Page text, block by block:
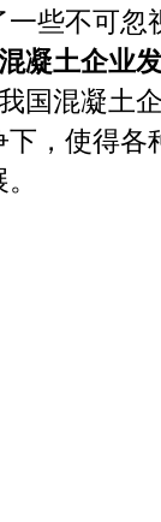
一些不可忽
土企业
国混凝土
下，使得各